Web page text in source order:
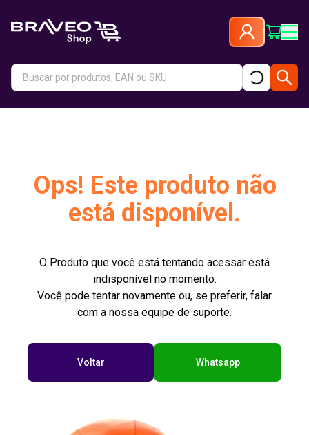
Ops! Este produto não
está disponível.
O Produto que você está tentando acessar está
indisponível no momento.
Você pode tentar novamente ou, se preferir, falar
com a nossa equipe de suporte.
Voltar Whatsapp